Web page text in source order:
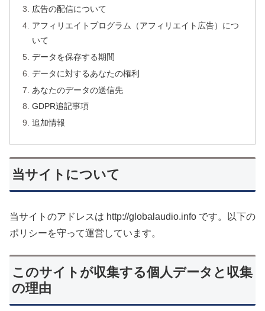
広告の配信について
アフィリエイトプログラム（アフィリエイト広告）につ
いて
データを保存する期間
データに対するあなたの権利
あなたのデータの送信先
GDPR追記事項
追加情報
当サイトについて
当サイトのアドレスは http://globalaudio.info です。以下の
ポリシーを守って運営しています。
このサイトが収集する個人データと収集
の理由